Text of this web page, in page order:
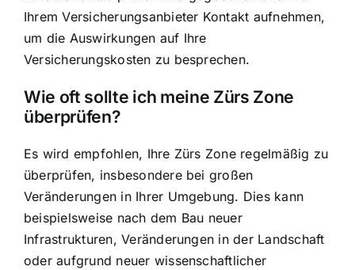
Ihrem Versicherungsanbieter Kontakt aufnehmen,
um die Auswirkungen auf Ihre
Versicherungskosten zu besprechen.
Wie oft sollte ich meine Zürs Zone
überprüfen?
Es wird empfohlen, Ihre Zürs Zone regelmäßig zu
überprüfen, insbesondere bei großen
Veränderungen in Ihrer Umgebung. Dies kann
beispielsweise nach dem Bau neuer
Infrastrukturen, Veränderungen in der Landschaft
oder aufgrund neuer wissenschaftlicher